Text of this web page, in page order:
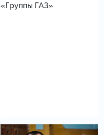
«Группы ГАЗ»